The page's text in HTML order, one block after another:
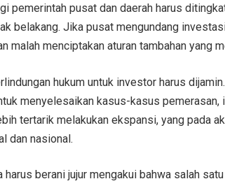
pemerintah pusat dan daerah harus
belakang. Jika pusat mengundang
malah menciptakan aturan tambahan yang
hukum untuk investor harus
menyelesaikan kasus-kasus
tertarik melakukan ekspansi, yang pada
dan nasional.
harus berani jujur mengakui bahwa salah